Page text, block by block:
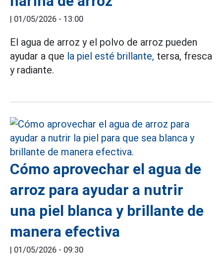
01/05/2026 - 13:00
El agua de arroz y el polvo de arroz pueden
ayudar a que la piel esté brillante, tersa, fresca
y radiante.
Cómo aprovechar el agua de
arroz para ayudar a nutrir
una piel blanca y brillante de
manera efectiva
01/05/2026 - 09:30